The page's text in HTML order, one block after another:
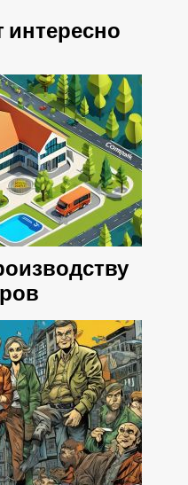
интересно